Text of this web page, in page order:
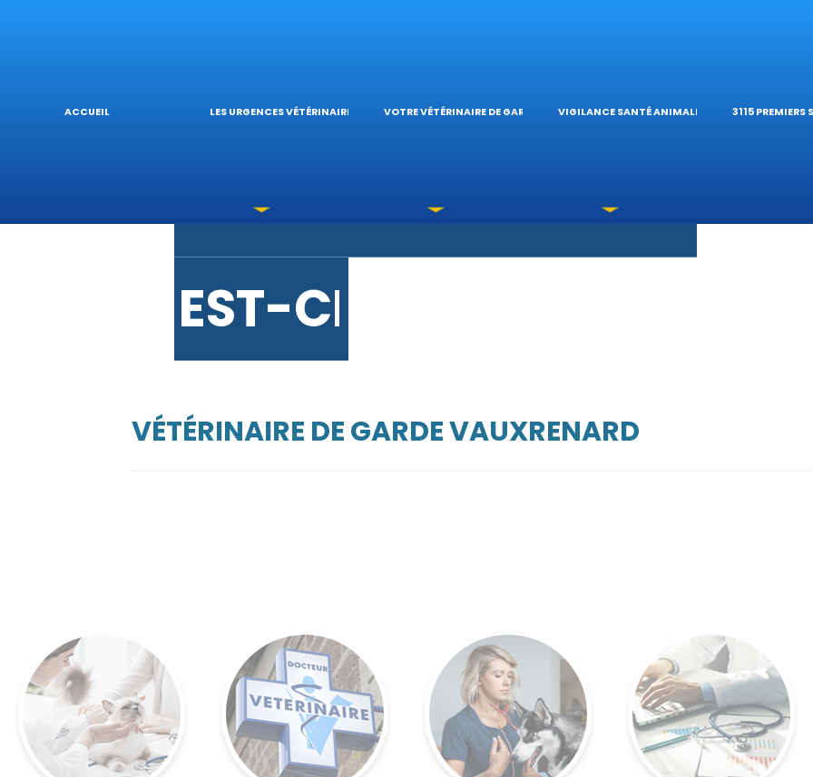
ACCUEIL LES URGENCES VÉTÉRINAIRES
URGENCES
LES INTOXICATIONS
EST-CE UNE URGENCE?
VOTRE VÉTÉRINAIRE DE GARDE
L’HÔPITAL
VÉTÉRINAIRES DU
VIGILANCE SANTÉ ANIMALE
GUIDES
3115 PREMIERS
VÉTÉRINAIRE DE GARDE VAUXRENARD